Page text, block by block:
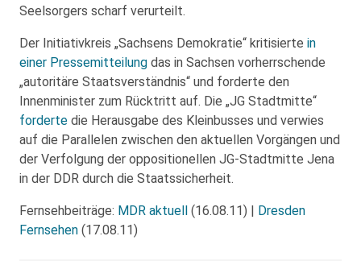
Seelsorgers scharf verurteilt.
Der Initiativkreis „Sachsens Demokratie“ kritisierte in
einer Pressemitteilung das in Sachsen vorherrschende
„autoritäre Staatsverständnis“ und forderte den
Innenminister zum Rücktritt auf. Die „JG Stadtmitte“
forderte die Herausgabe des Kleinbusses und verwies
auf die Parallelen zwischen den aktuellen Vorgängen und
der Verfolgung der oppositionellen JG-Stadtmitte Jena
in der DDR durch die Staatssicherheit.
Fernsehbeiträge: MDR aktuell (16.08.11) | Dresden
Fernsehen (17.08.11)